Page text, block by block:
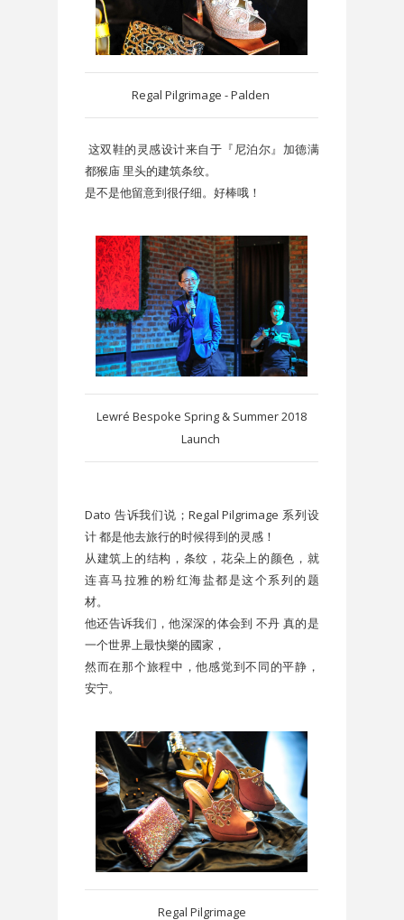
Regal Pilgrimage - Palden
这双鞋的灵感设计来自于 『尼泊尔』加德满
都猴庙 里头的建筑条纹。
是不是他留意到很仔细。好棒哦！
Lewré Bespoke Spring & Summer 2018
Launch
Dato 告诉我们说；Regal Pilgrimage 系列设
计 都是他去旅行的时候得到的灵感！
从建筑上的结构，条纹，花朵上的颜色，就
连喜马拉雅的粉红海盐都是这个系列的题
材。
他还告诉我们，他深深的体会到 不丹 真的是
一个世界上最快樂的國家，
然而在那个旅程中，他感觉到不同的平静，
安宁。
Regal Pilgrimage